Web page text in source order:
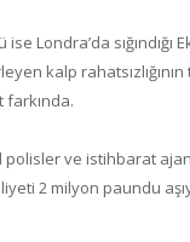
Londra’da sığındığı
kalp
farkında.
ve istihbarat
2 milyon paundu